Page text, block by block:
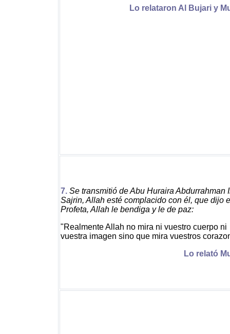
Lo relataron Al Bujari y
7. Se transmitió de Abu Huraira Abdurrahman
Sajrin, Allah esté complacido con él, que dijo
Profeta, Allah le bendiga y le de paz:
"Realmente Allah no mira ni vuestro cuerpo ni
vuestra imagen sino que mira vuestros
Lo relató